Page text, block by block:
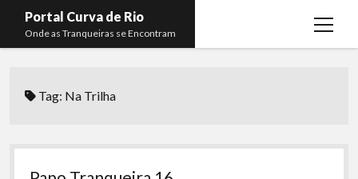
Portal Curva de Rio
Onde as Tranqueiras se Encontram
open
menu
Curva de Rio
Membros
Tag: Na Trilha